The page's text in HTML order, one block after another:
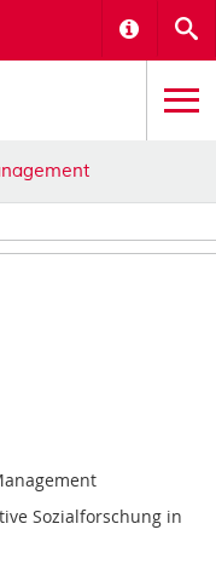
Sozialforschung in